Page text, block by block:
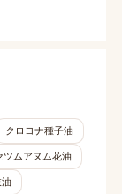
クロヨナ種子油
ツムアヌム花油